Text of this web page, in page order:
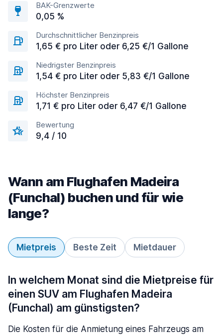
BAK-Grenzwerte
0,05 %
Durchschnittlicher Benzinpreis
1,65 € pro Liter oder 6,25 €/1 Gallone
Niedrigster Benzinpreis
1,54 € pro Liter oder 5,83 €/1 Gallone
Höchster Benzinpreis
1,71 € pro Liter oder 6,47 €/1 Gallone
Bewertung
9,4 / 10
Wann am Flughafen Madeira
(Funchal) buchen und für wie
lange?
Mietpreis Beste Zeit Mietdauer
In welchem Monat sind die Mietpreise für
einen SUV am Flughafen Madeira
(Funchal) am günstigsten?
Die Kosten für die Anmietung eines Fahrzeugs am